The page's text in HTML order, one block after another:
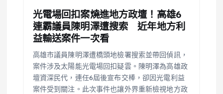
光電場回扣案燒進地方政壇！高雄6
連霸議員陳明澤遭搜索 近年地方利
益輸送案件一次看
高雄市議員陳明澤遭橋頭地檢署搜索並帶回偵訊，
案件涉及太陽能光電場回扣疑雲。陳明澤為高雄政
壇資深民代，連任6屆後宣布交棒，卻因光電利益
案件受到關注。此次事件也讓外界重新檢視地方政